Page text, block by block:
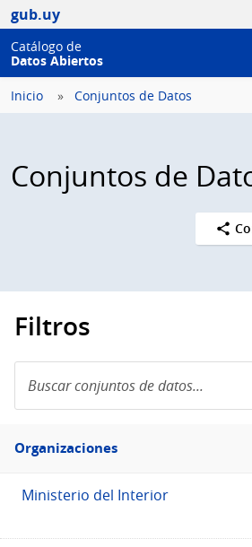
gub.uy
Catálogo de
Datos Abiertos
Inicio Conjuntos de Datos
Conjuntos de
Filtros
conjuntos
de
Filtro
Organizaciones
Organizaciones
Ministerio del Interior